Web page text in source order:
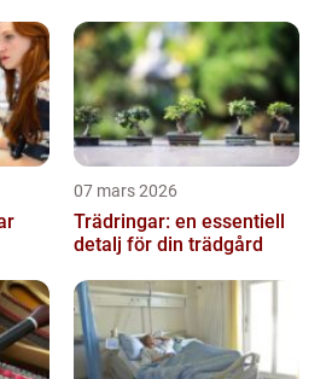
07 mars 2026
Trädringar: en essentiell
detalj för din trädgård